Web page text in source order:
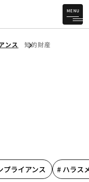
MENU
ンス 知的財産
プライアンス # ハラス